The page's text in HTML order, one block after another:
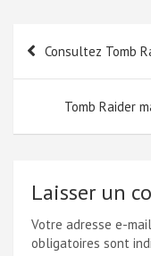
Navigation
de
l’article
Consultez Tomb
Tomb Raider
Laisser un
Votre adresse e-
obligatoires sont